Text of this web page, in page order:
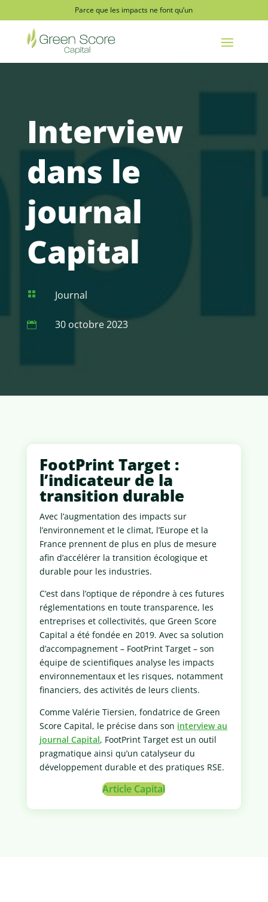
Parce que les impacts ne font qu’un
Interview
dans le
journal
Capital
 Journal
 30 octobre 2023
FootPrint Target :
l’indicateur de la
transition durable
Avec l’augmentation des impacts sur
l’environnement et le climat, l’Europe et la
France prennent de plus en plus de mesure
afin d’accélérer la transition écologique et
durable pour les industries.
C’est dans l’optique de répondre à ces futures
réglementations en toute transparence, les
entreprises et collectivités, que Green Score
Capital a été fondée en 2019. Avec sa solution
d’accompagnement – FootPrint Target – son
équipe de scientifiques analyse les impacts
environnementaux et les risques, notamment
financiers, des activités de leurs clients.
Comme Valérie Tiersien, fondatrice de Green
Score Capital, le précise dans son interview au
journal Capital, FootPrint Target est un outil
pragmatique ainsi qu’un catalyseur du
développement durable et des pratiques RSE.
Article Capital